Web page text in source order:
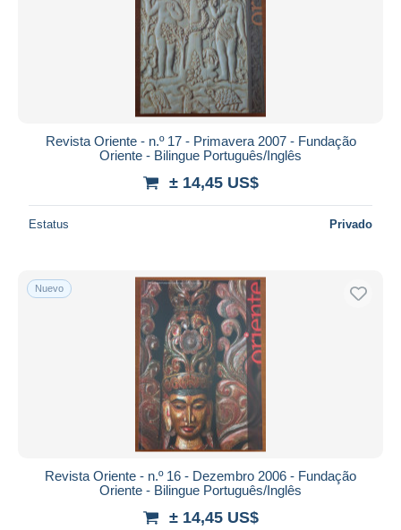
Aplicar
Revista Oriente - n.º 17 - Primavera 2007 - Fundação
Oriente - Bilingue Português/Inglês
± 14,45 US$
Estatus Privado
Nuevo
Revista Oriente - n.º 16 - Dezembro 2006 - Fundação
Oriente - Bilingue Português/Inglês
± 14,45 US$